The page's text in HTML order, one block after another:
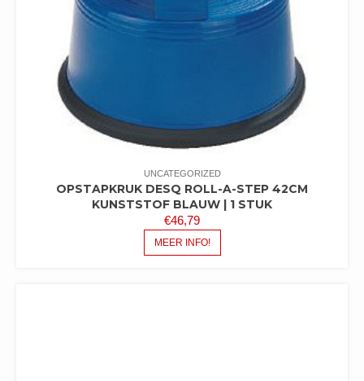
UNCATEGORIZED
OPSTAPKRUK DESQ ROLL-A-STEP 42CM
KUNSTSTOF BLAUW | 1 STUK
€46,79
MEER INFO!